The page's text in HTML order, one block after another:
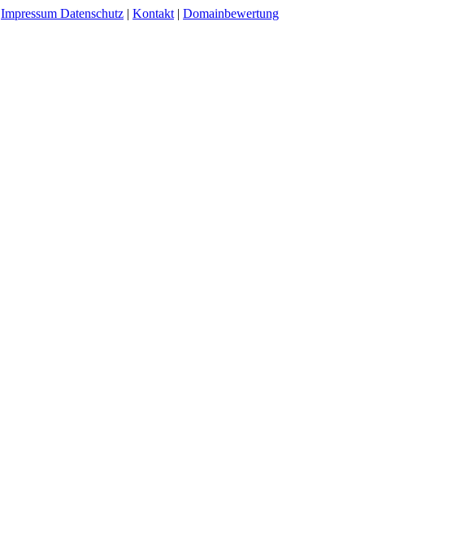
Impressum Datenschutz | Kontakt | Domainbewertung